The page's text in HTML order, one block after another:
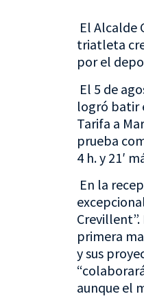
El Alcalde
triatleta
por el
El 5 de
logró batir
Tarifa a
prueba
4 h. y 21′
En la
primera
y sus
aunque el